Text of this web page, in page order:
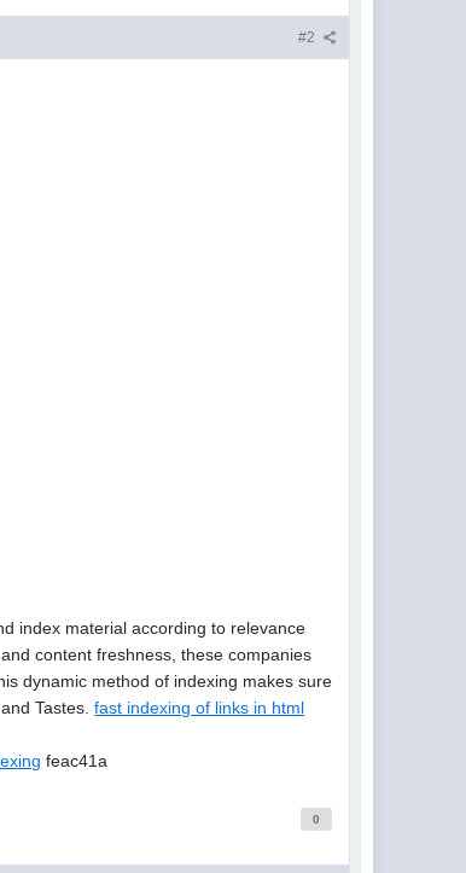
#2
index material according to relevance
content freshness, these companies
dynamic method of indexing makes sure
Tastes.fast indexing of links in html
feac41a
0